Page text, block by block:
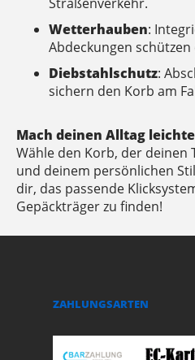
Wetterhauben:
Abdeckungen
Diebstahlschutz:
sichern den Korb am
Mach deinen Alltag
Wähle den Korb, der
und deinem persönlichen
dir, das passende
Gepäckträger zu finden!
ZAHLUNGSARTEN